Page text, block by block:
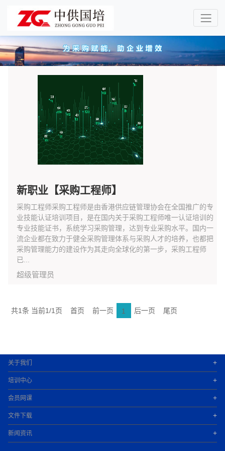
新职业【采购工程师】
采购工程师采购工程师是由香港供应链管理协会在全国推广的专
业技能认证培训项目，是在国内关于采购工程师唯一认证培训的
专业技能证书，系统学习采购管理，达到专业采购水平。国内一
流企业都在致力于健全采购管理体系与采购人才的培养，也都把
采购管理能力的建设作为其走向全球化的第一步，采购工程师
已...
超级管理员
共1条 当前1/1页 首页 前一页 1 后一页 尾页
关于我们 +
培训中心 +
会员网课 +
文件下载 +
新闻资讯 +